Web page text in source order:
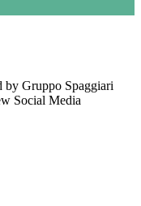
by Gruppo Spaggiari
Social Media